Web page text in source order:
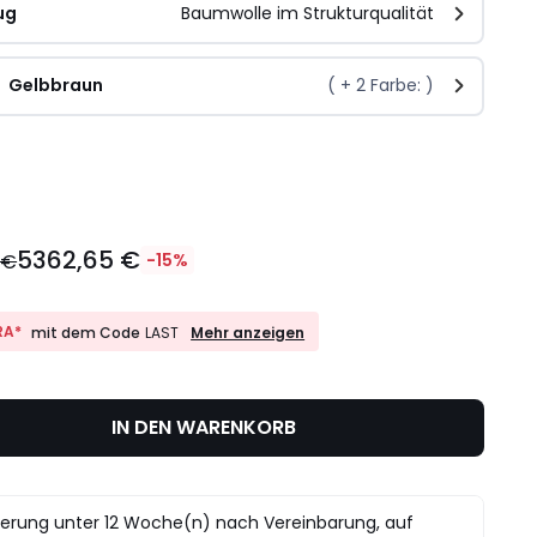
Baumwolle im Strukturqualität
Gelbbraun ( + 2Farbe: )
€5362,65 € -15%
mit dem Code LAST
10%
LAST
Mehr anzeigen
IN DEN WARENKORB
unter 12 Woche(n) nach Vereinbarung, auf